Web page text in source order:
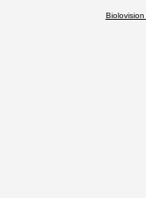
Biolovision